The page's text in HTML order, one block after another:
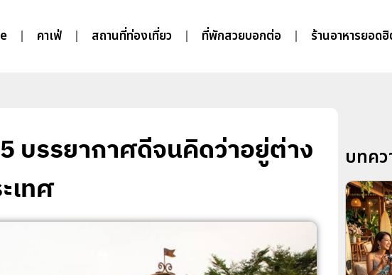
คาเฟ่ สถานที่ท่องเที่ยว ที่พักสวยบอกต่อ ร้านอาหารยอด
บรรยากาศดีจนคิดว่าอยู่ต่าง
เทศ
บทค